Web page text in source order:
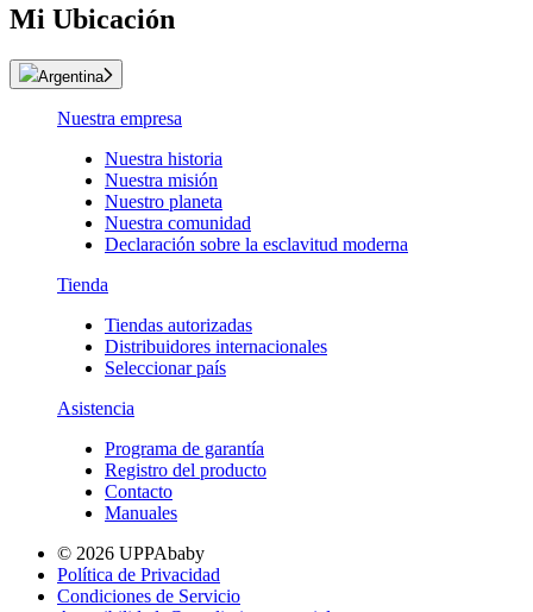
Mi Ubicación
Argentina
Nuestra empresa
Nuestra historia
Nuestra misión
Nuestro planeta
Nuestra comunidad
Declaración sobre la esclavitud moderna
Tienda
Tiendas autorizadas
Distribuidores internacionales
Seleccionar país
Asistencia
Programa de garantía
Registro del producto
Contacto
Manuales
© 2026 UPPAbaby
Política de Privacidad
Condiciones de Servicio